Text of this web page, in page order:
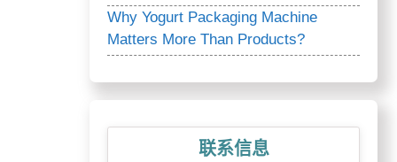
Why Yogurt Packaging Machine
Matters More Than Products?
联系信息